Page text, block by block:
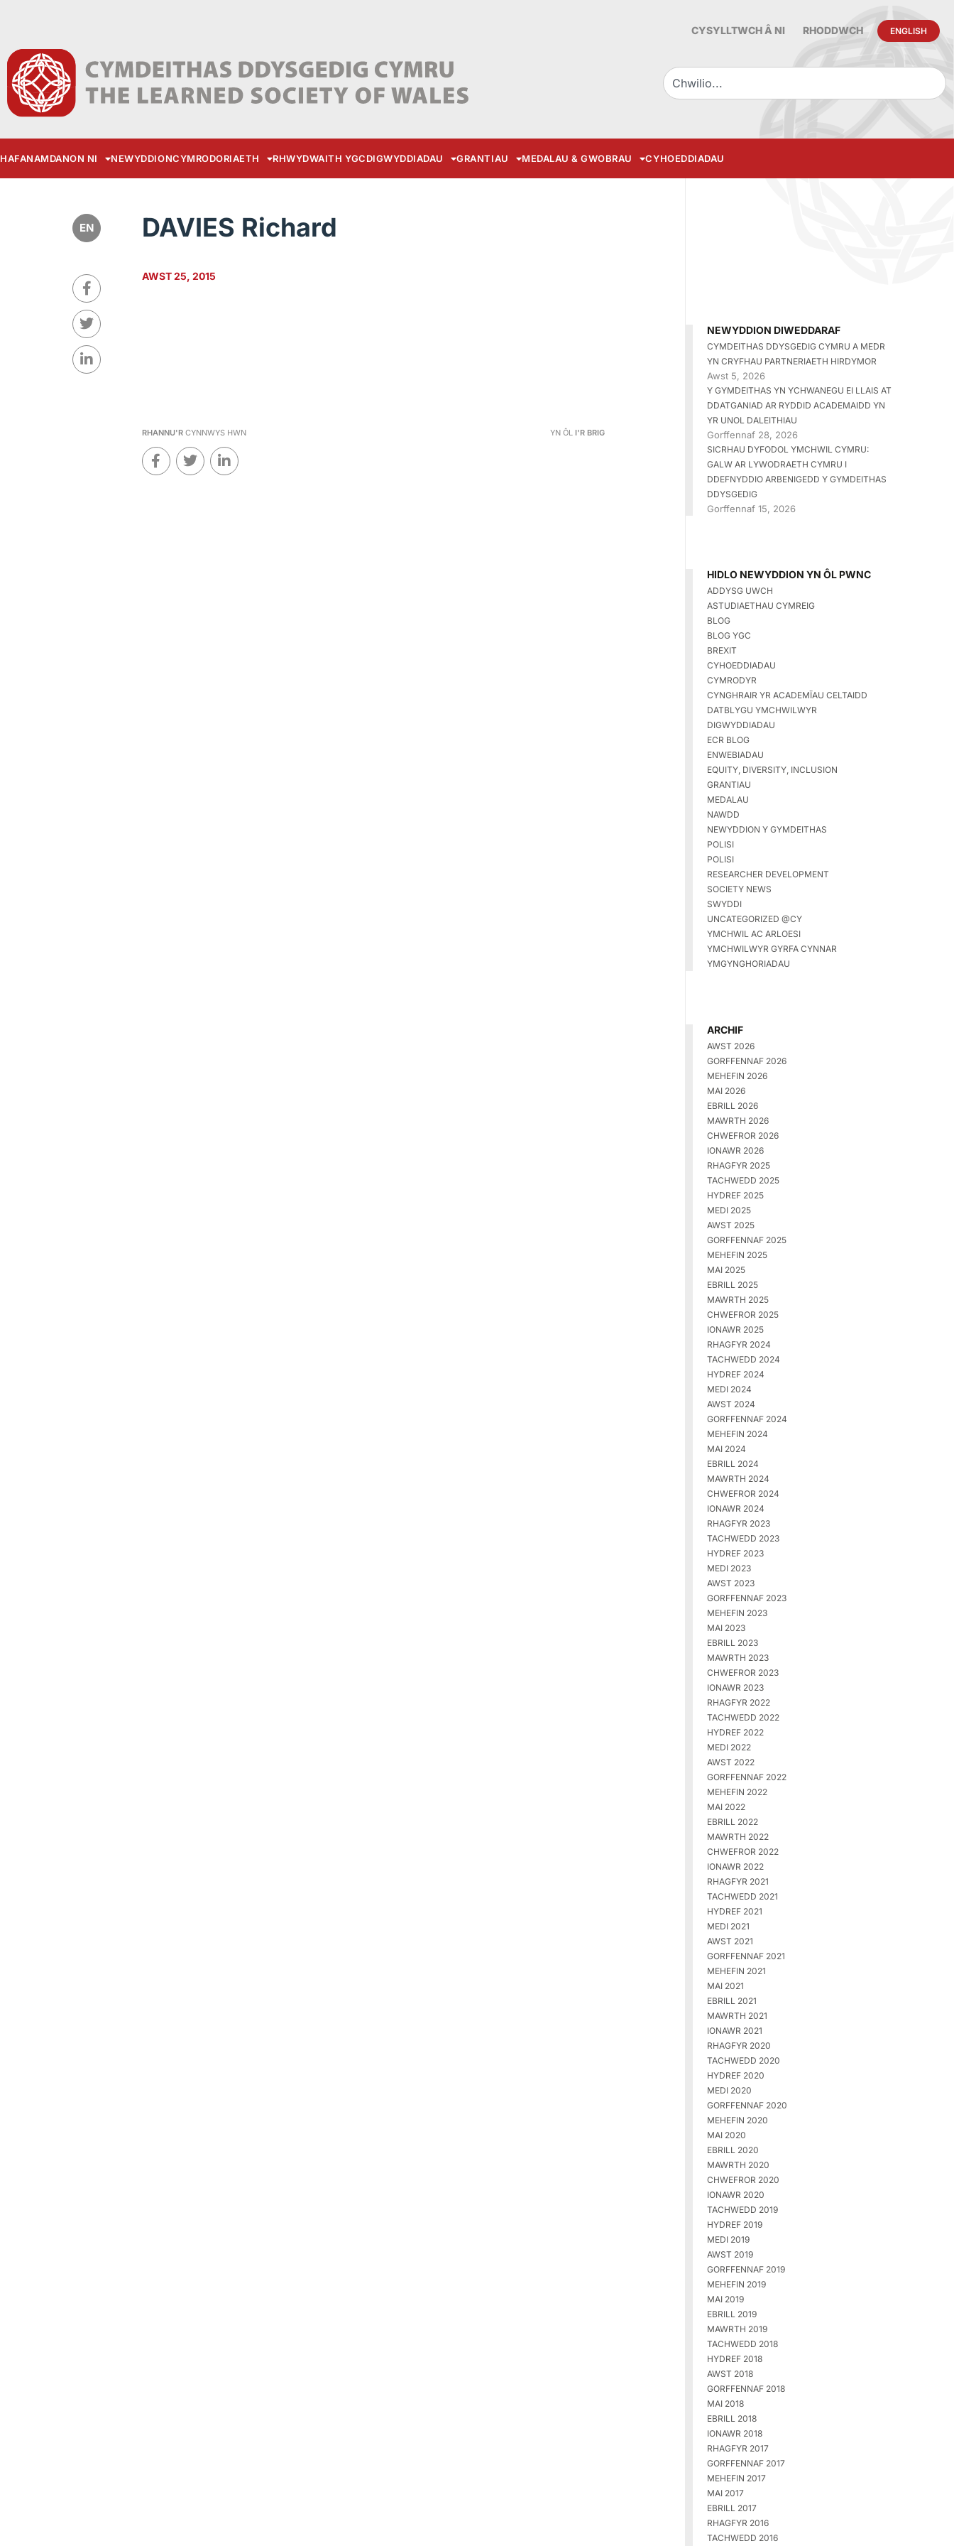
CYSYLLTWCH Â NI RHODDWCH ENGLISH
HAFANAMDANON NI NEWYDDIONCYMRODORIAETH RHWYDWAITH YGCDIGWYDDIADAU GRANTIAU MEDALAU & GWOBRAU CYHOEDDIADAU
EN DAVIES Richard
AWST 25, 2015
RHANNU'RCYNNWYS HWN YN ÔL I'R BRIG
NEWYDDION DIWEDDARAF
CYMDEITHAS DDYSGEDIG CYMRU A MEDR
YN CRYFHAU PARTNERIAETH HIRDYMOR
Awst 5, 2026
Y GYMDEITHAS YN YCHWANEGU EI LLAIS AT
DDATGANIAD AR RYDDID ACADEMAIDD YN
YR UNOL DALEITHIAU
Gorffennaf 28, 2026
SICRHAU DYFODOL YMCHWIL CYMRU:
GALW AR LYWODRAETH CYMRU I
DDEFNYDDIO ARBENIGEDD Y GYMDEITHAS
DDYSGEDIG
Gorffennaf 15, 2026
HIDLO NEWYDDION YN ÔL PWNC
ADDYSG UWCH
ASTUDIAETHAU CYMREIG
BLOG
BLOG YGC
BREXIT
CYHOEDDIADAU
CYMRODYR
CYNGHRAIR YR ACADEMÏAU CELTAIDD
DATBLYGU YMCHWILWYR
DIGWYDDIADAU
ECR BLOG
ENWEBIADAU
EQUITY, DIVERSITY, INCLUSION
GRANTIAU
MEDALAU
NAWDD
NEWYDDION Y GYMDEITHAS
POLISI
POLISI
RESEARCHER DEVELOPMENT
SOCIETY NEWS
SWYDDI
UNCATEGORIZED @CY
YMCHWIL AC ARLOESI
YMCHWILWYR GYRFA CYNNAR
YMGYNGHORIADAU
ARCHIF
AWST 2026
GORFFENNAF 2026
MEHEFIN 2026
MAI 2026
EBRILL 2026
MAWRTH 2026
CHWEFROR 2026
IONAWR 2026
RHAGFYR 2025
TACHWEDD 2025
HYDREF 2025
MEDI 2025
AWST 2025
GORFFENNAF 2025
MEHEFIN 2025
MAI 2025
EBRILL 2025
MAWRTH 2025
CHWEFROR 2025
IONAWR 2025
RHAGFYR 2024
TACHWEDD 2024
HYDREF 2024
MEDI 2024
AWST 2024
GORFFENNAF 2024
MEHEFIN 2024
MAI 2024
EBRILL 2024
MAWRTH 2024
CHWEFROR 2024
IONAWR 2024
RHAGFYR 2023
TACHWEDD 2023
HYDREF 2023
MEDI 2023
AWST 2023
GORFFENNAF 2023
MEHEFIN 2023
MAI 2023
EBRILL 2023
MAWRTH 2023
CHWEFROR 2023
IONAWR 2023
RHAGFYR 2022
TACHWEDD 2022
HYDREF 2022
MEDI 2022
AWST 2022
GORFFENNAF 2022
MEHEFIN 2022
MAI 2022
EBRILL 2022
MAWRTH 2022
CHWEFROR 2022
IONAWR 2022
RHAGFYR 2021
TACHWEDD 2021
HYDREF 2021
MEDI 2021
AWST 2021
GORFFENNAF 2021
MEHEFIN 2021
MAI 2021
EBRILL 2021
MAWRTH 2021
IONAWR 2021
RHAGFYR 2020
TACHWEDD 2020
HYDREF 2020
MEDI 2020
GORFFENNAF 2020
MEHEFIN 2020
MAI 2020
EBRILL 2020
MAWRTH 2020
CHWEFROR 2020
IONAWR 2020
TACHWEDD 2019
HYDREF 2019
MEDI 2019
AWST 2019
GORFFENNAF 2019
MEHEFIN 2019
MAI 2019
EBRILL 2019
MAWRTH 2019
TACHWEDD 2018
HYDREF 2018
AWST 2018
GORFFENNAF 2018
MAI 2018
EBRILL 2018
IONAWR 2018
RHAGFYR 2017
GORFFENNAF 2017
MEHEFIN 2017
MAI 2017
EBRILL 2017
RHAGFYR 2016
TACHWEDD 2016